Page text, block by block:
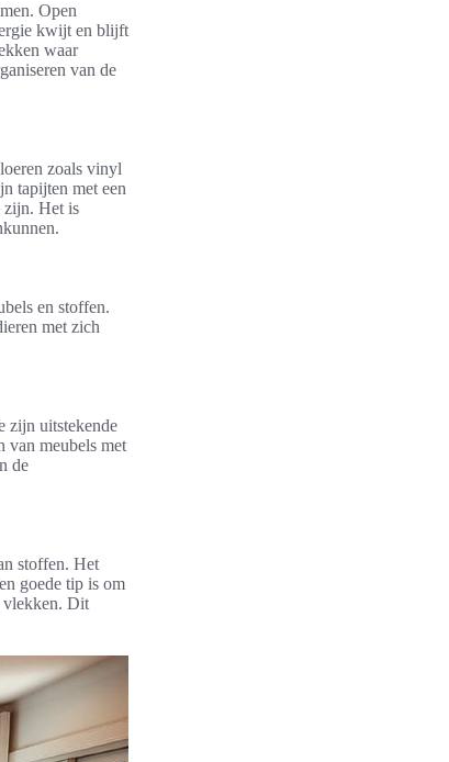
Open
kwijt en blijft
waar
van de
zoals vinyl
tapijten met een
zijn. Het is
en stoffen.
met zich
zijn uitstekende
van meubels met
de
stoffen. Het
goede tip is om
vlekken. Dit